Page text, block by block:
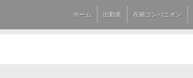
ホーム 出勤表 在籍コンパニオン